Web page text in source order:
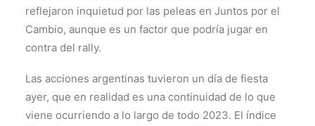
reflejaron inquietud por las peleas en Juntos por el
Cambio, aunque es un factor que podría jugar en
contra del rally.
Las acciones argentinas tuvieron un día de fiesta
ayer, que en realidad es una continuidad de lo que
viene ocurriendo a lo largo de todo 2023. El índice